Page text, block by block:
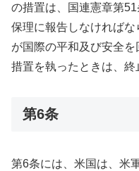
の措置は、国連憲章第
保理に報告しなければ
が国際の平和及び安全
措置を執ったときは、終
第6条
第6条には、米国は、米